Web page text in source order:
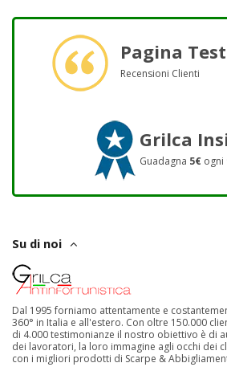
Pagina
Recensioni Clienti
Grilca
Guadagna 5€ ogni
Su di noi
Dal 1995 forniamo attentamente e
360° in Italia e all'estero. Con oltre 150.000
di 4.000 testimonianze il nostro obiettivo è di
dei lavoratori, la loro immagine agli occhi dei
con i migliori prodotti di Scarpe &